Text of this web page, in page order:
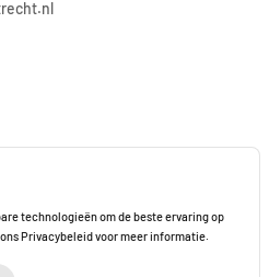
technologieën om de beste ervaring op
Privacybeleid voor meer informatie.